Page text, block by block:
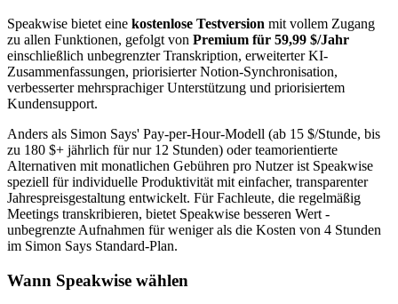
Speakwise bietet eine kostenlose Testversion mit vollem Zugang
zu allen Funktionen, gefolgt von Premium für 59,99 $/Jahr
einschließlich unbegrenzter Transkription, erweiterter KI-
Zusammenfassungen, priorisierter Notion-Synchronisation,
verbesserter mehrsprachiger Unterstützung und priorisiertem
Kundensupport.
Anders als Simon Says' Pay-per-Hour-Modell (ab 15 $/Stunde, bis
zu 180 $+ jährlich für nur 12 Stunden) oder teamorientierte
Alternativen mit monatlichen Gebühren pro Nutzer ist Speakwise
speziell für individuelle Produktivität mit einfacher, transparenter
Jahrespreisgestaltung entwickelt. Für Fachleute, die regelmäßig
Meetings transkribieren, bietet Speakwise besseren Wert -
unbegrenzte Aufnahmen für weniger als die Kosten von 4 Stunden
im Simon Says Standard-Plan.
Wann Speakwise wählen